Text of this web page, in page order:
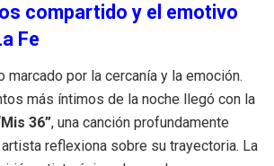
compartido y el emotivo
Fe
marcado por la cercanía y la emoción.
más íntimos de la noche llegó con la
36”, una canción profundamente
reflexiona sobre su trayectoria. La